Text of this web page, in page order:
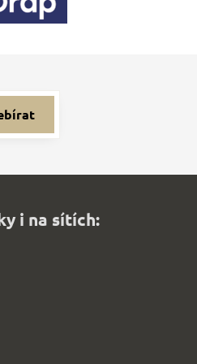
i na sítích: